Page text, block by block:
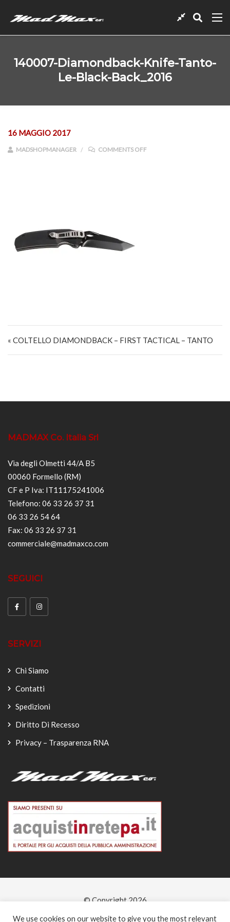
140007-Diamondback-Knife-Tanto-
Le-Black-Back_2016
16 MAGGIO 2017
MADSHOPMANAGER COMMENTS OFFON 140007-DIAMONDBACK-
« COLTELLO DIAMONDBACK – FIRST TACTICAL – TANTO
MADMAX Co. Italia Srl
Via degli Olmetti 44/A B5
00060 Formello (RM)
CF e P Iva: IT11175241006
Telefono: 06 33 26 37 31
06 33 26 54 64
Fax: 06 33 26 37 31
commerciale@madmaxco.com
SEGUICI
SERVIZI
Chi Siamo
Contatti
Spedizioni
Diritto Di Recesso
Privacy – Trasparenza RNA
© Copyright 2026
-
We use cookies on our website to give you the most relevant